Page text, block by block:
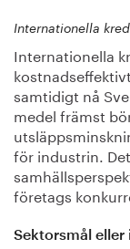
Internationella
Internationella
samtidigt nå
medel främst
för industrin.
företags
Sektorsmål